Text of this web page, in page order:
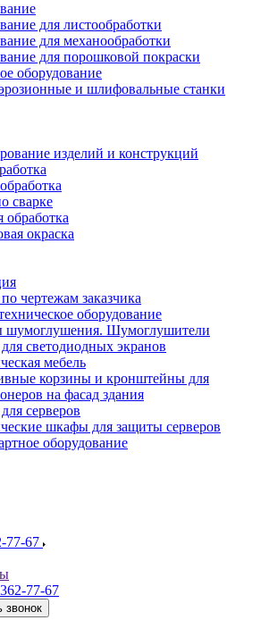
для листообработки
для механообработки
для порошковой покраски
оборудование
и шлифовальные станки
изделий и конструкций
сварке
обработка
окраска
чертежам заказчика
оборудование
шумоглушения. Шумоглушители
светодиодных экранов
мебель
корзины и кронштейны для
на фасад здания
серверов
шкафы для защиты серверов
оборудование
77-67
77-67
звонок